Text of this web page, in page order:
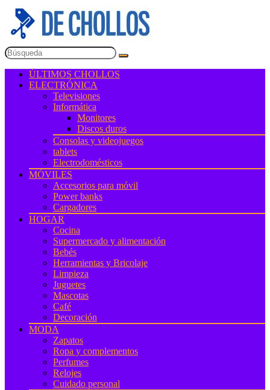
ÚLTIMOS CHOLLOS
ELECTRÓNICA
Televisiones
Informática
Monitores
Discos duros
Consolas y videojuegos
tablets
Electrodomésticos
MÓVILES
Accesorios para móvil
Power banks
Cargadores
HOGAR
Cocina
Supermercado y alimentación
Bebés
Herramientas y Bricolaje
Limpieza
Juguetes
Mascotas
Café
Decoración
MODA
Zapatos
Ropa y complementos
Perfumes
Relojes
Cuidado personal